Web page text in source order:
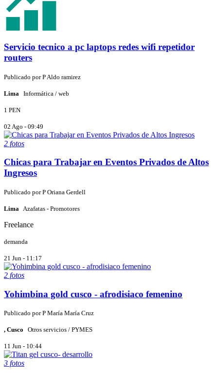
Servicio tecnico a pc laptops redes wifi repetidor
routers
Publicado porP Aldo ramirez
Lima Informática / web
1 PEN
02 Ago - 09:49
2 fotos
Chicas para Trabajar en Eventos Privados de Altos
Ingresos
Publicado porP Oriana Gerdell
Lima Azafatas - Promotores
Freelance
demanda
21 Jun - 11:17
2 fotos
Yohimbina gold cusco - afrodisiaco femenino
Publicado porP María María Cruz
, Cusco Otros servicios / PYMES
11 Jun - 10:44
3 fotos